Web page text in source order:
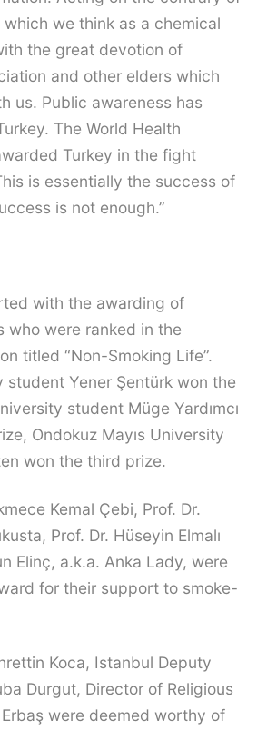
we think as a chemical
the great devotion of
and other elders which
us. Public awareness has
The World Health
Turkey in the fight
is essentially the success of
is not enough.”
with the awarding of
who were ranked in the
titled “Non-Smoking Life”.
student Yener Şentürk won the
student Müge Yardımcı
Ondokuz Mayıs University
won the third prize.
Kemal Çebi, Prof. Dr.
Prof. Dr. Hüseyin Elmalı
Elinç, a.k.a. Anka Lady, were
for their support to smoke-
Koca, Istanbul Deputy
Durgut, Director of Religious
were deemed worthy of